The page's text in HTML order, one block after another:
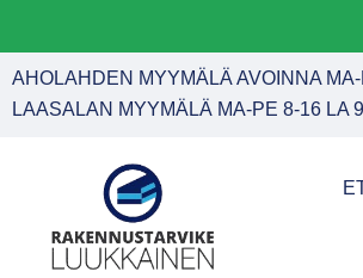
AHOLAHDEN MYYMÄLÄ AVOINNA
LAASALAN MYYMÄLÄ MA-PE 8-16 LA